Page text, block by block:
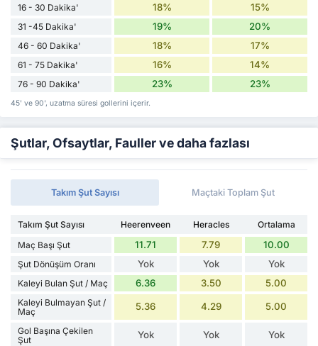
16 - 30 Dakika' 18% 15%
31 -45 Dakika' 19% 20%
46 - 60 Dakika' 18% 17%
61 - 75 Dakika' 16% 14%
76 - 90 Dakika' 23% 23%
45' ve 90', uzatma süresi gollerini içerir.
Şutlar, Ofsaytlar, Fauller ve daha fazlası
Takım Şut Sayısı Maçtaki Toplam Şut
Takım Şut Sayısı Heerenveen Heracles
Ortalama
Maç Başı Şut
11.71 7.79 10.00
Şut Dönüşüm Oranı Yok Yok Yok
Kaleyi Bulan Şut / Maç 6.36 3.50 5.00
Kaleyi Bulmayan Şut /
Maç
5.36 4.29 5.00
Gol Başına Çekilen
Şut
Yok Yok Yok